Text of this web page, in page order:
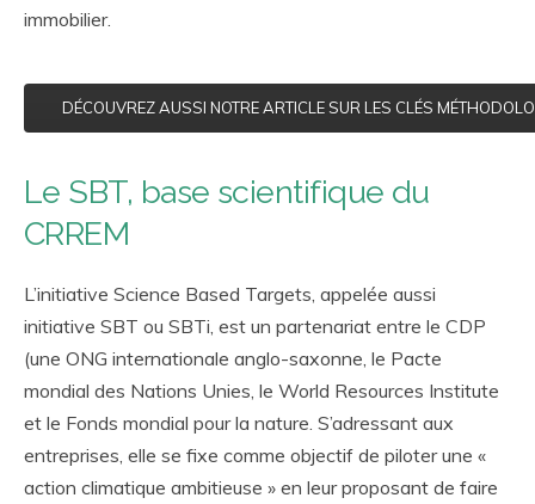
immobilier.
DÉCOUVREZ AUSSI NOTRE ARTICLE SUR LES CLÉS
Le SBT, base scientifique du
CRREM
L’initiative Science Based Targets, appelée aussi
initiative SBT ou SBTi, est un partenariat entre le CDP
(une ONG internationale anglo-saxonne, le Pacte
mondial des Nations Unies, le World Resources Institute
et le Fonds mondial pour la nature. S’adressant aux
entreprises, elle se fixe comme objectif de piloter une «
action climatique ambitieuse » en leur proposant de faire